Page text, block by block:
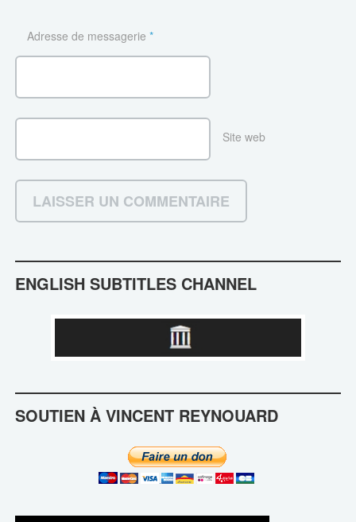
Adresse de messagerie *
Site web
ENGLISH SUBTITLES CHANNEL
SOUTIEN À VINCENT REYNOUARD